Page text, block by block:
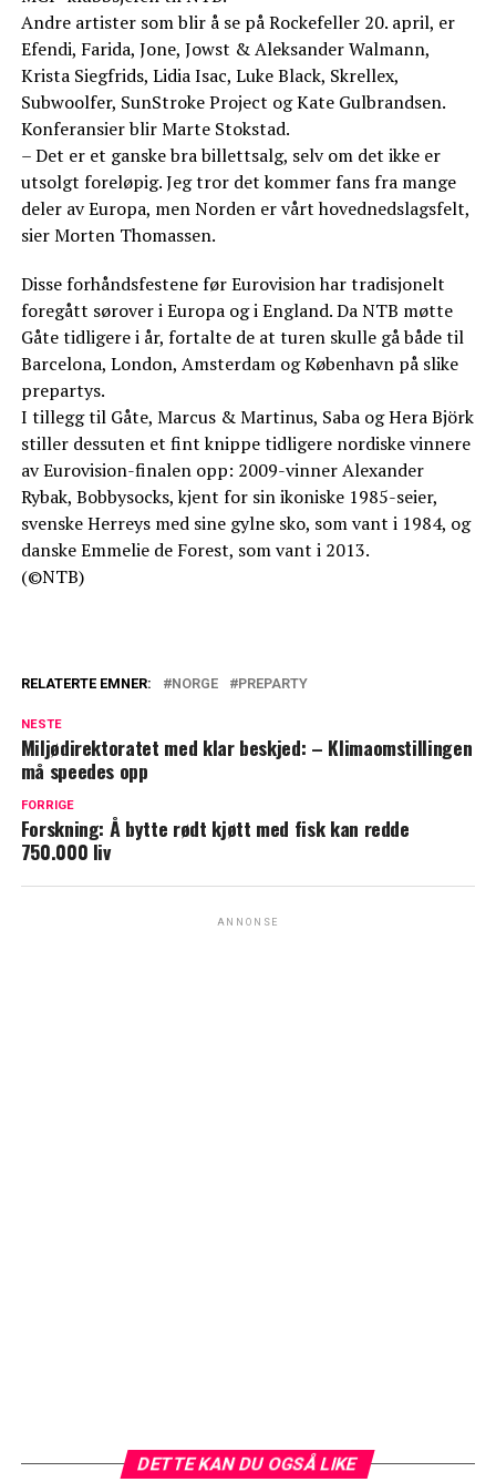
Andre artister som blir å se på Rockefeller 20. april, er
Efendi, Farida, Jone, Jowst & Aleksander Walmann,
Krista Siegfrids, Lidia Isac, Luke Black, Skrellex,
Subwoolfer, SunStroke Project og Kate Gulbrandsen.
Konferansier blir Marte Stokstad.
– Det er et ganske bra billettsalg, selv om det ikke er
utsolgt foreløpig. Jeg tror det kommer fans fra mange
deler av Europa, men Norden er vårt hovednedslagsfelt,
sier Morten Thomassen.
Disse forhåndsfestene før Eurovision har tradisjonelt
foregått sørover i Europa og i England. Da NTB møtte
Gåte tidligere i år, fortalte de at turen skulle gå både til
Barcelona, London, Amsterdam og København på slike
prepartys.
I tillegg til Gåte, Marcus & Martinus, Saba og Hera Björk
stiller dessuten et fint knippe tidligere nordiske vinnere
av Eurovision-finalen opp: 2009-vinner Alexander
Rybak, Bobbysocks, kjent for sin ikoniske 1985-seier,
svenske Herreys med sine gylne sko, som vant i 1984, og
danske Emmelie de Forest, som vant i 2013.
(©NTB)
RELATERTE EMNER: NORGE PREPARTY
NESTE
Miljødirektoratet med klar beskjed: – Klimaomstillingen
må speedes opp
FORRIGE
Forskning: Å bytte rødt kjøtt med fisk kan redde
750.000 liv
ANNONSE
DETTE KAN DU OGSÅ LIKE